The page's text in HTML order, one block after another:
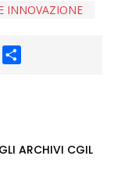
INNOVAZIONE
ARCHIVI CGIL